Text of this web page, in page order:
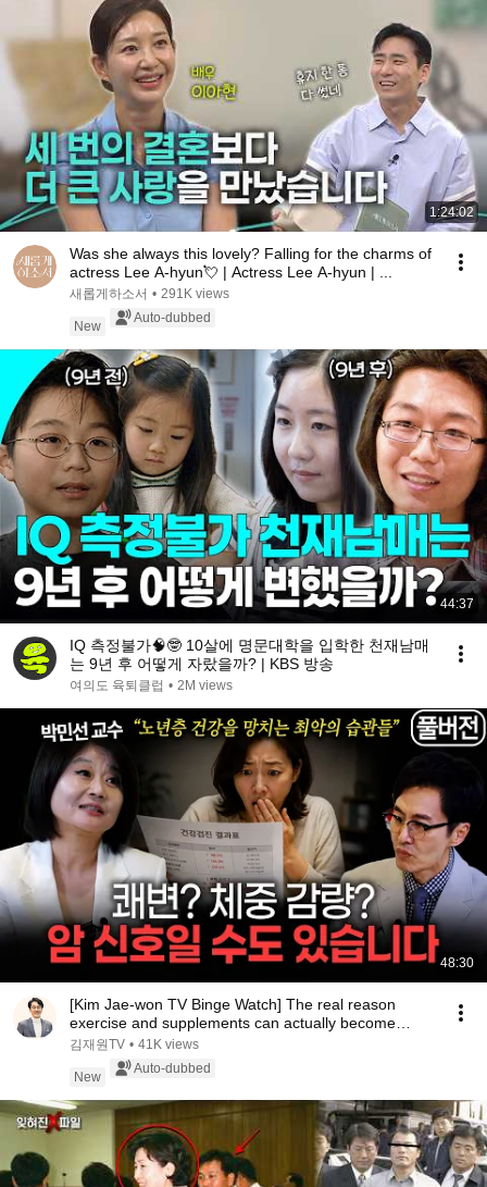
1:24:02
Was she always this lovely? Falling for the charms of
actress Lee A-hyun💘 | Actress Lee A-hyun | ...
새롭게하소서 • 291K views
New
Auto-dubbed
44:37
IQ 측정불가🧠🤓 10살에 명문대학을 입학한 천재남매
는 9년 후 어떻게 자랐을까? | KBS 방송
여의도 육퇴클럽 • 2M views
48:30
[Kim Jae-won TV Binge Watch] The real reason
exercise and supplements can actually become
'poison...
김재원TV • 41K views
New
Auto-dubbed